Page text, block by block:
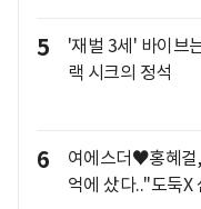
5
'재벌 3세' 바이브
랙 시크의 정석
6
여에스더♥홍혜걸
억에 샀다.."도둑X